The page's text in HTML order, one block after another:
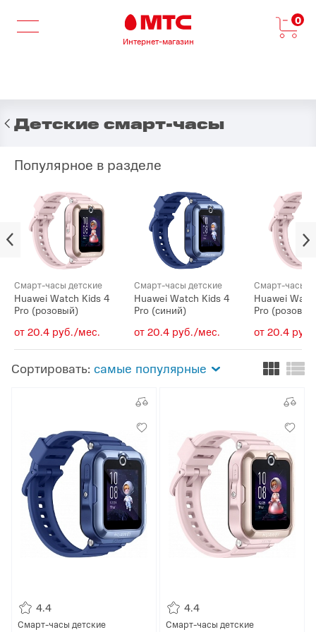
Интернет-магазин
0
Детские смарт-часы
Популярное в разделе
Смарт-часы детские
Huawei Watch Kids 4
Pro (розовый)
от 20.4 руб./мес.
Смарт-часы детские
Huawei Watch Kids 4
Pro (синий)
от 20.4 руб./мес.
Смарт-часы
Huawei
Pro
от 20.4
Сортировать: самые популярные
4.4
Смарт-часы детские
4.4
Смарт-часы детские